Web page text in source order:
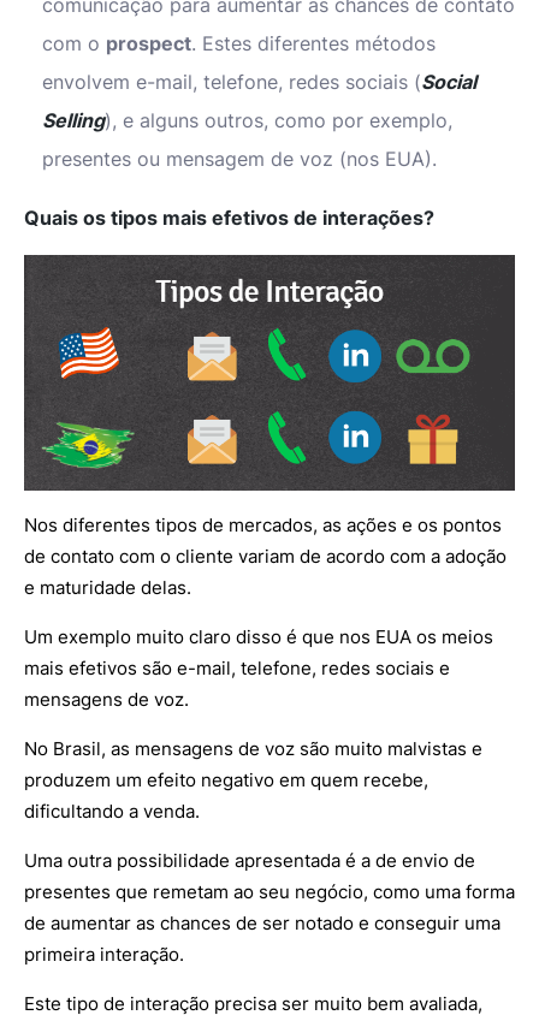
comunicação para aumentar as chances de contato
com o prospect. Estes diferentes métodos
envolvem e-mail, telefone, redes sociais (Social
Selling), e alguns outros, como por exemplo,
presentes ou mensagem de voz (nos EUA).
Quais os tipos mais efetivos de interações?
Nos diferentes tipos de mercados, as ações e os pontos
de contato com o cliente variam de acordo com a adoção
e maturidade delas.
Um exemplo muito claro disso é que nos EUA os meios
mais efetivos são e-mail, telefone, redes sociais e
mensagens de voz.
No Brasil, as mensagens de voz são muito malvistas e
produzem um efeito negativo em quem recebe,
dificultando a venda.
Uma outra possibilidade apresentada é a de envio de
presentes que remetam ao seu negócio, como uma forma
de aumentar as chances de ser notado e conseguir uma
primeira interação.
Este tipo de interação precisa ser muito bem avaliada,